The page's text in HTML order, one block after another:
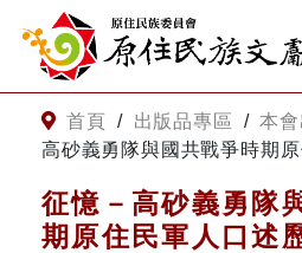
跳到主要內容
網站導覽
客服諮詢
首頁 / 出版品專區 / 本
高砂義勇隊與國共戰爭時期
征憶－高砂義勇隊
期原住民軍人口述